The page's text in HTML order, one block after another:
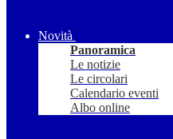
Novità
Panoramica
Le notizie
Le circolari
Calendario eventi
Albo online